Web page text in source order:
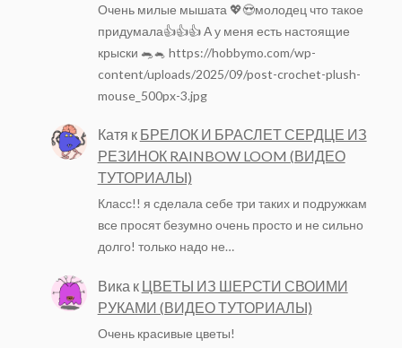
Очень милые мышата 💖😍молодец что такое
придумала👍👍👍 А у меня есть настоящие
крыски 🐀🐁 https://hobbymo.com/wp-
content/uploads/2025/09/post-crochet-plush-
mouse_500px-3.jpg
Катя к БРЕЛОК И БРАСЛЕТ СЕРДЦЕ ИЗ
РЕЗИНОК RAINBOW LOOM (ВИДЕО
ТУТОРИАЛЫ)
Класс!! я сделала себе три таких и подружкам
все просят безумно очень просто и не сильно
долго! только надо не…
Вика к ЦВЕТЫ ИЗ ШЕРСТИ СВОИМИ
РУКАМИ (ВИДЕО ТУТОРИАЛЫ)
Очень красивые цветы!